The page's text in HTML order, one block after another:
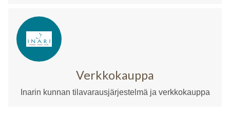
Verkkokauppa
Inarin kunnan tilavarausjärjestelmä ja verkkokauppa